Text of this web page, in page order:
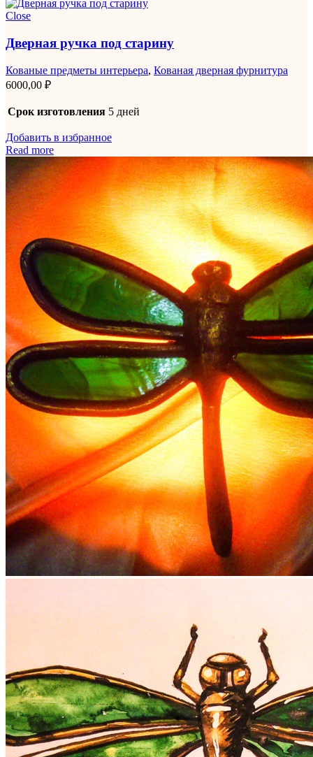
Close
Дверная ручка под старину
Кованые предметы интерьера, Кованая дверная фурнитура
6000,00 ₽
Срок изготовления 5 дней
Добавить в избранное
Read more